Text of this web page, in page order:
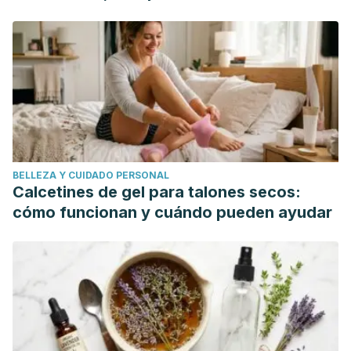
BELLEZA Y CUIDADO PERSONAL
Calcetines de gel para talones secos:
cómo funcionan y cuándo pueden ayudar